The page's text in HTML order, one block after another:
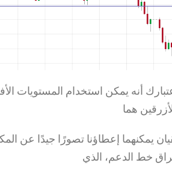
أنه يمكن استخدام المستويات
هما
يمكنهما إعطاؤنا تصورًا جيدًا عن
خط الدعم، الذي